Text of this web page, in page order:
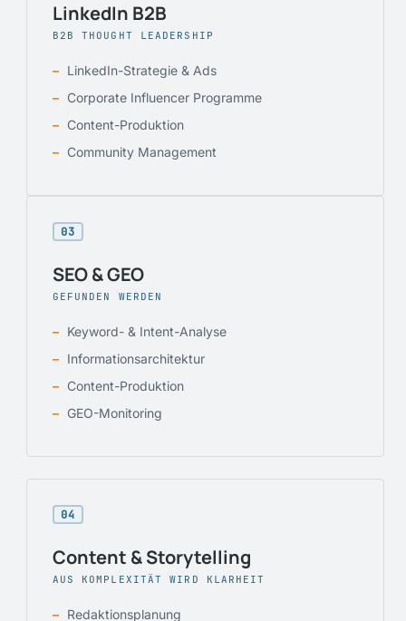
LinkedIn B2B
B2B THOUGHT LEADERSHIP
LinkedIn-Strategie & Ads
Corporate Influencer Programme
Content-Produktion
Community Management
03
SEO & GEO
GEFUNDEN WERDEN
Keyword- & Intent-Analyse
Informationsarchitektur
Content-Produktion
GEO-Monitoring
04
Content & Storytelling
AUS KOMPLEXITÄT WIRD KLARHEIT
Redaktionsplanung